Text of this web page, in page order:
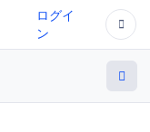
ログイ
ン